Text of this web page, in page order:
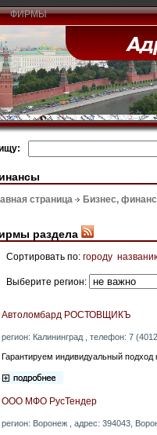
ФИРМЫ
страница Бизнес,
раздела
Сортировать по: городу
Выберите регион:
Автоломбард РОСТОВЩИКЪ
регион: Калининград , телефон: 7
Гарантируем индивидуальный подход
ООО МФО РусТендер
регион: Воронеж , адрес: 394043,